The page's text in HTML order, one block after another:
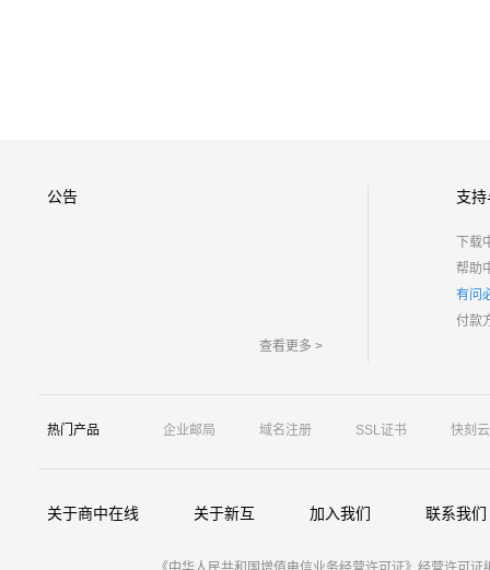
公告
查看更多 >
支
下载
帮助
有问
付款
热门产品 企业邮局 域名注册 SSL证书 快刻云
关于商中在线 关于新互 加入我们 联系我们